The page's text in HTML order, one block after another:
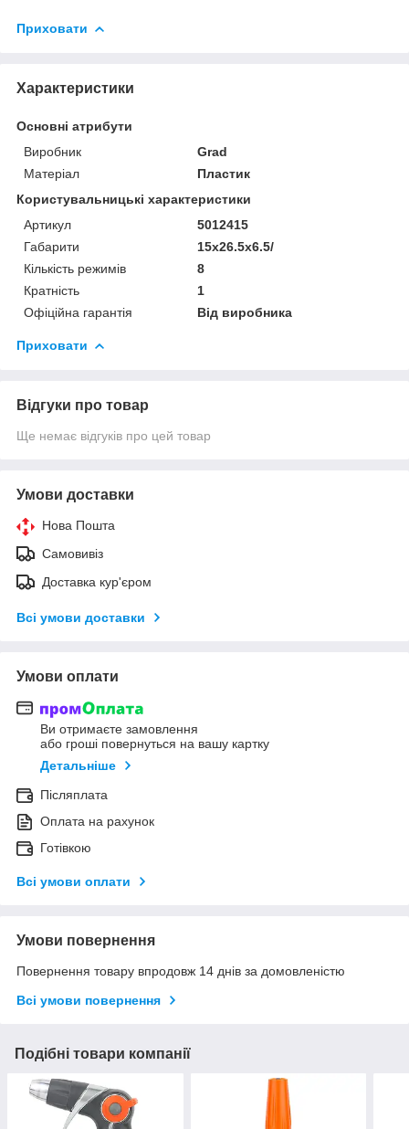
Приховати
Характеристики
Основні атрибути
Виробник
Grad
Матеріал
Пластик
Користувальницькі характеристики
Артикул
5012415
Габарити
15x26.5x6.5/
Кількість режимів
8
Кратність
1
Офіційна гарантія
Від виробника
Приховати
Відгуки про товар
Ще немає відгуків про цей товар
Умови доставки
Нова Пошта
Самовивіз
Доставка кур'єром
Всі умови доставки
Умови оплати
Ви отримаєте замовлення
або гроші повернуться на вашу картку
Детальніше
Післяплата
Оплата на рахунок
Готівкою
Всі умови оплати
Умови повернення
Повернення товару впродовж 14 днів за домовленістю
Всі умови повернення
Подібні товари компанії